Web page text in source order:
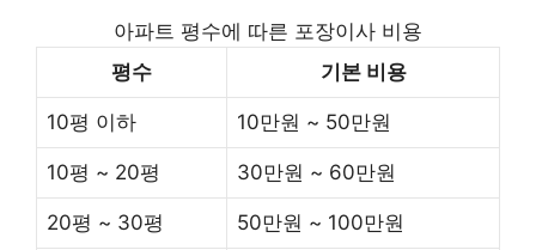
아파트 평수에 따른 포장이사 비용
평수
기본 비용
10평 이하 10만원 ~ 50만원
10평 ~ 20평 30만원 ~ 60만원
20평 ~ 30평 50만원 ~ 100만원